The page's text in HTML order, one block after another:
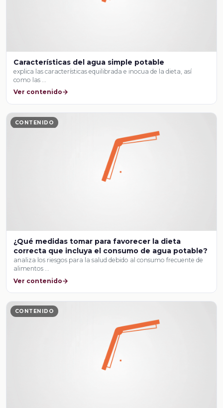
Características del agua simple potable
explica las características equilibrada e inocua de la dieta, así
como las …
Ver contenido
CONTENIDO
¿Qué medidas tomar para favorecer la dieta
correcta que incluya el consumo de agua potable?
analiza los riesgos para la salud debido al consumo frecuente de
alimentos …
Ver contenido
CONTENIDO